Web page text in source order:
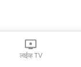
लाईव्ह TV